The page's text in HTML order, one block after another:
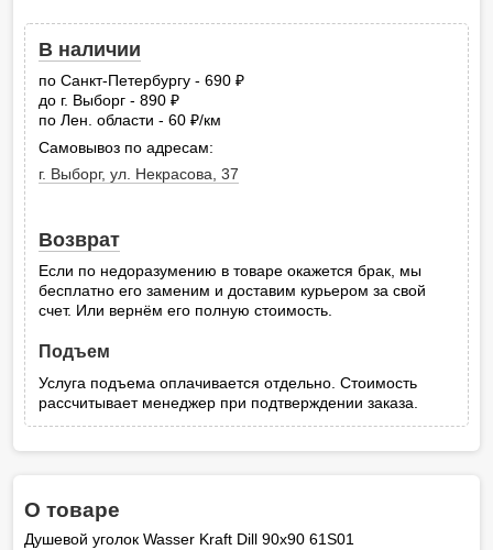
В наличии
по Санкт-Петербургу - 690
до г. Выборг - 890
по Лен. области - 60
руб.
/км
Самовывоз по адресам:
г. Выборг, ул. Некрасова, 37
Возврат
Если по недоразумению в товаре окажется брак, мы
бесплатно его заменим и доставим курьером за свой
счет. Или вернём его полную стоимость.
Подъем
Услуга подъема оплачивается отдельно. Стоимость
рассчитывает менеджер при подтверждении заказа.
О товаре
Душевой уголок Wasser Kraft Dill 90х90 61S01